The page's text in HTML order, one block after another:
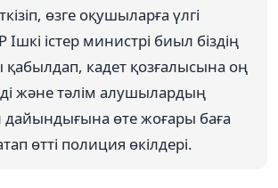
өзге оқушыларға үлгі
Ішкі істер министрі биыл біздің
кадет қозғалысына оң
және тәлім алушылардың
өте жоғары баға
өтті полиция өкілдері.